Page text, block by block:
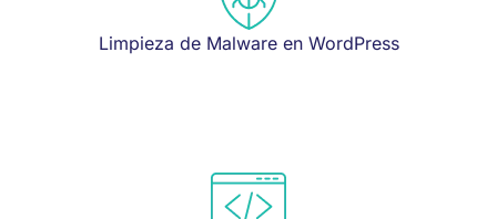
Limpieza de Malware en WordPress